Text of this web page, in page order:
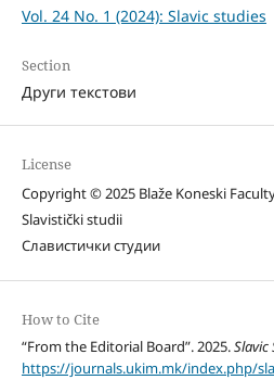
Vol. 24 No. 1 (2024): Slavic studies
Section
Други текстови
License
Copyright © 2025 Blaže Koneski
Slavistički studii
Славистички студии
How to Cite
“From the Editorial Board”. 2025.Slavic
https://journals.ukim.mk/index.php/